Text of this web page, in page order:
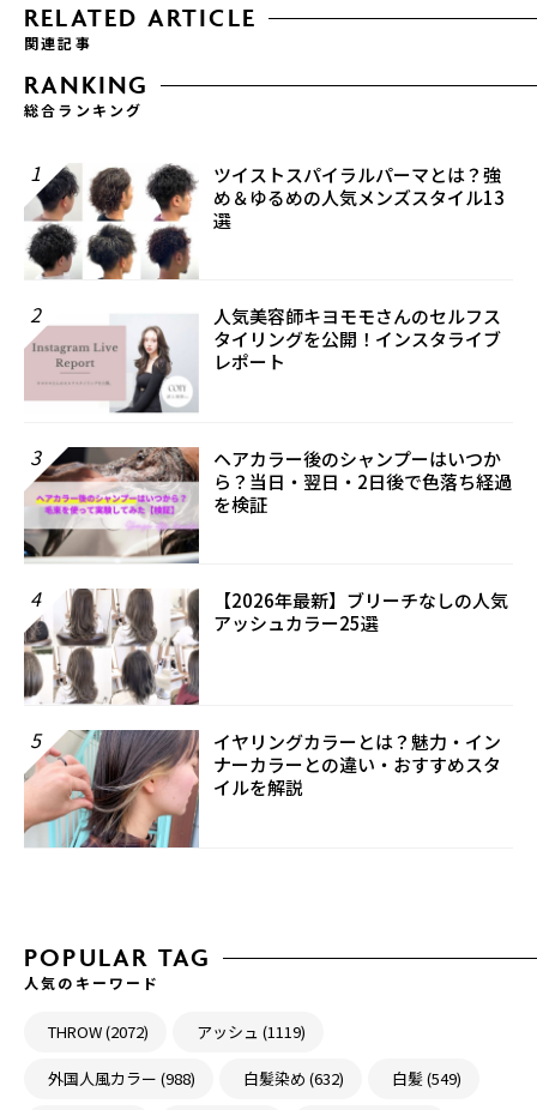
RELATED ARTICLE
関連記事
RANKING
総合ランキング
1
ツイストスパイラルパーマとは？強
め＆ゆるめの人気メンズスタイル13
選
2
人気美容師キヨモモさんのセルフス
タイリングを公開！インスタライブ
レポート
3
ヘアカラー後のシャンプーはいつか
ら？当日・翌日・2日後で色落ち経過
を検証
4
【2026年最新】ブリーチなしの人気
アッシュカラー25選
5
イヤリングカラーとは？魅力・イン
ナーカラーとの違い・おすすめスタ
イルを解説
POPULAR TAG
人気のキーワード
THROW (2072) アッシュ (1119)
外国人風カラー (988) 白髪染め (632) 白髪 (549)